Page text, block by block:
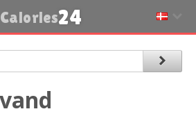
Calories24